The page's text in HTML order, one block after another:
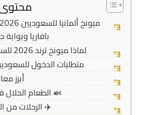
بافاريا وبوابة
لماذا ميونخ ترند 2026 للسعوديين؟
متطلبات الدخول للسعوديين
أبرز
الطعام الحلال في ميونخ 🍛
الرحلات من السعودية ✈️